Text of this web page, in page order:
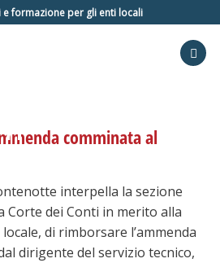
e formazione per gli enti locali
comminata al
interpella la sezione
Corte dei Conti in merito alla
di rimborsare l’ammenda
dirigente del servizio tecnico,